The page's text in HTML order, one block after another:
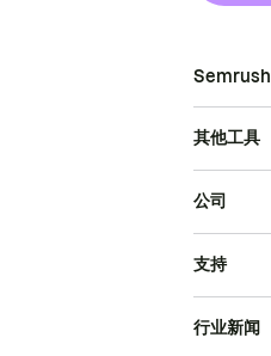
Semrush
其他工具
公司
支持
行业新闻